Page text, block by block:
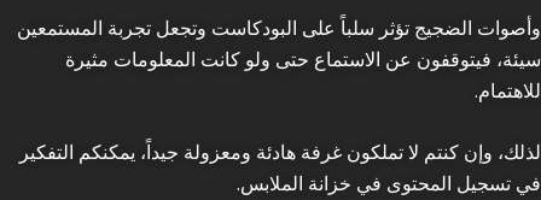
وأصوات الضجيج تؤثر سلباً على البودكاست وتجعل تجربة المستمعين
سيئة، فيتوقفون عن الاستماع حتى ولو كانت المعلومات مثيرة
للاهتمام.
لذلك، وإن كنتم لا تملكون غرفة هادئة ومعزولة جيداً، يمكنكم التفكير
في تسجيل المحتوى في خزانة الملابس.